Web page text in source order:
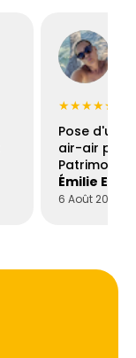
★★★★★
Pose d'une
air-air par
Patrimoine
Émilie
6 Août 2026